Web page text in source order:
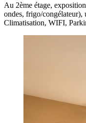
Au 2ème étage,
ondes, frigo/congélateur),
Climatisation, WIFI,